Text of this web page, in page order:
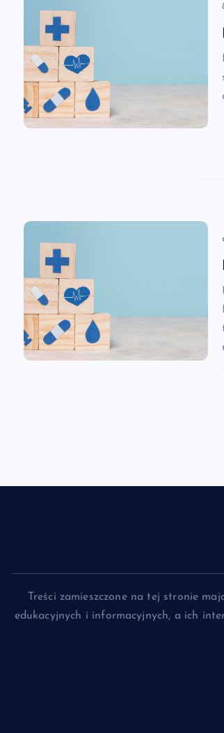
a
c
w
s
Treści zamieszczone na tej stronie
edukacyjnych i informacyjnych, a ich